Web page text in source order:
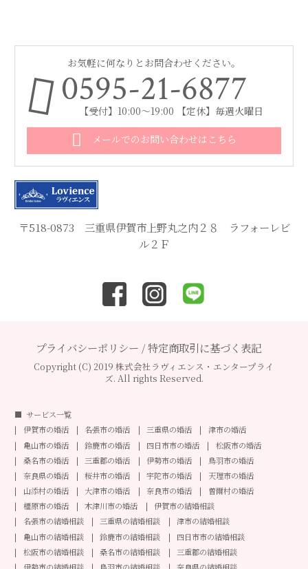
〒518-0873 三重県伊賀市上野丸之内２８ ラフォーレビ
ル２Ｆ
お気軽に何なりとお問合わせください。
0595-21-6877
【受付】10:00～19:00 【定休】毎週火曜日
メールでのお問い合わせはこちら
プライバシーポリシー /特定商取引に基づく表記
Copyright (C) 2019 株式会社ラヴィエンス・エンタープライ
ズ. All rights Reserved.
サービス一覧
伊賀市の婚活
名張市の婚活 三重県の婚活
津市の婚活
亀山市の婚活
鈴鹿市の婚活 四日市市の婚活
松阪市の婚活
桑名市の婚活
三重郡の婚活 伊勢市の婚活
鳥羽市の婚活
奈良県の婚活
桜井市の婚活 宇陀市の婚活
天理市の婚活
山添村の婚活
大津市の婚活 奈良市の婚活
曽爾村の婚活
橿原市の婚活
木津川市の婚活
伊賀市の結婚相談
名張市の結婚相談
三重県の結婚相談
津市の結婚相談
亀山市の結婚相談
鈴鹿市の結婚相談
四日市市の結婚相談
松阪市の結婚相談
桑名市の結婚相談
三重郡の結婚相談